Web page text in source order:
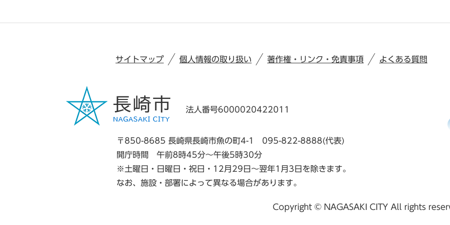
サイトマップ 個人情報の取り扱い 著作権・リンク・免責事項 よくある質問
法人番号6000020422011
〒850-8685 長崎県長崎市魚の町4-1
095-822-8888(代表)
開庁時間 午前8時45分～午後5時30分
※土曜日・日曜日・祝日・12月29日～翌年1月3日を除きます。
なお、施設・部署によって異なる場合があります。
Copyright © NAGASAKI CITY All rights